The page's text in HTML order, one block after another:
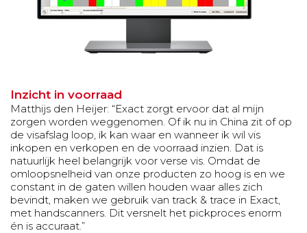
Inzicht in voorraad
Matthijs den Heijer: “Exact zorgt ervoor dat al mijn
zorgen worden weggenomen. Of ik nu in China zit of op
de visafslag loop, ik kan waar en wanneer ik wil vis
inkopen en verkopen en de voorraad inzien. Dat is
natuurlijk heel belangrijk voor verse vis. Omdat de
omloopsnelheid van onze producten zo hoog is en we
constant in de gaten willen houden waar alles zich
bevindt, maken we gebruik van track & trace in Exact,
met handscanners. Dit versnelt het pickproces enorm
én is accuraat.”